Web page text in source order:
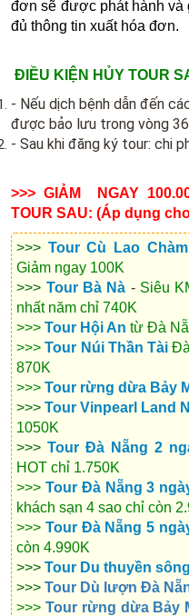
đơn sẽ được phát hành và
đủ thông tin xuất hóa đơn.
ĐIỀU KIỆN HỦY TOUR
- Nếu dịch bệnh dẫn đến
được bảo lưu trong vòng
- Sau khi đăng ký tour: chi
>>> GIẢM NGAY
TOUR SAU: (Áp dụng
>>> Tour Cù Lao Chàm
Giảm ngay 100K
>>> Tour Bà Nà - Siêu
nhất năm chỉ 740K
>>>Tour Hội An từ Đà
>>>Tour Núi Thần Tài
870K
>>>Tour rừng dừa Bảy
>>>Tour Vinpearl Land
1050K
>>>Tour Đà Nẵng 2
HOT chỉ 1.750K
>>> Tour Đà Nẵng 3
khách sạn 4 sao chỉcòn
>>> Tour Đà Nẵng 5
còn 4.990K
>>>Tour Du thuyền
>>>Tour Dù lượn Đà
>>> Tour rừng dừa Bảy